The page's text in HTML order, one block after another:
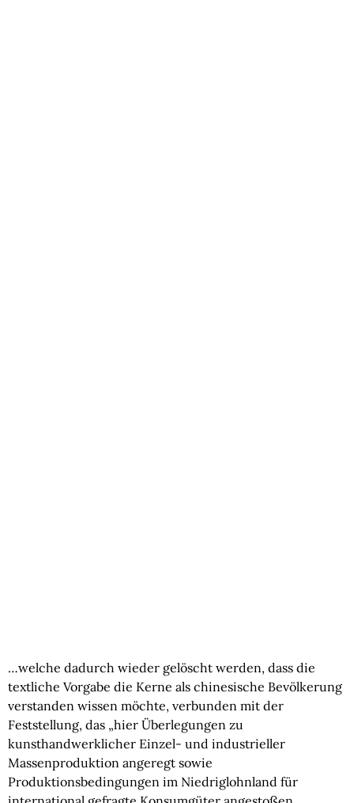
…welche dadurch wieder gelöscht werden, dass die
textliche Vorgabe die Kerne als chinesische Bevölkerung
verstanden wissen möchte, verbunden mit der
Feststellung, das „hier Überlegungen zu
kunsthandwerklicher Einzel- und industrieller
Massenproduktion angeregt sowie
Produktionsbedingungen im Niedriglohnland für